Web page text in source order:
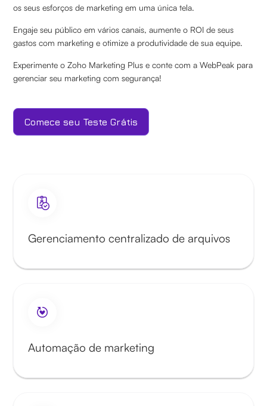
os seus esforços de marketing em uma única tela.
Engaje seu público em vários canais, aumente o ROI de seus
gastos com marketing e otimize a produtividade de sua equipe.
Experimente o Zoho Marketing Plus e conte com a WebPeak para
gerenciar seu marketing com segurança!
Comece seu Teste Grátis
Gerenciamento centralizado de arquivos
Automação de marketing